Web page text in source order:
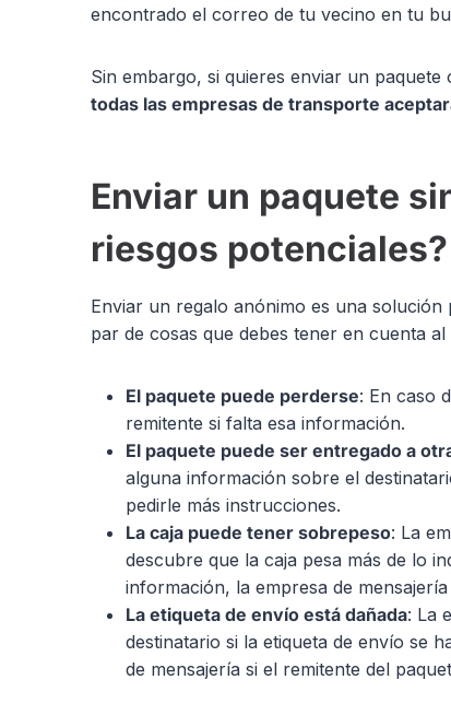
encontrado el correo de tu vecino en tu
Sin embargo, si quieres enviar un
todas las empresas de transporte
Enviar un paquete
riesgos potenciales?
Enviar un regalo anónimo es una
par de cosas que debes tener en cuenta
El paquete puede perderse: En caso
remitente si falta esa información.
El paquete puede ser entregado a
alguna información sobre el
pedirle más instrucciones.
La caja puede tener sobrepeso: La
descubre que la caja pesa más de lo
información, la empresa de
La etiqueta de envío está dañada: La
destinatario si la etiqueta de envío se
de mensajería si el remitente del